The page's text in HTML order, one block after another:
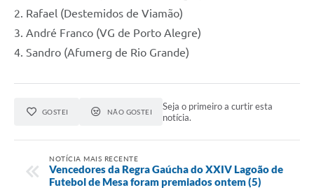
2. Rafael (Destemidos de Viamão)
3. André Franco (VG de Porto Alegre)
4. Sandro (Afumerg de Rio Grande)
GOSTEI NÃO GOSTEI
Seja o primeiro a curtir esta
notícia.
NOTÍCIA MAIS RECENTE
Vencedores da Regra Gaúcha do XXIV Lagoão de
Futebol de Mesa foram premiados ontem (5)